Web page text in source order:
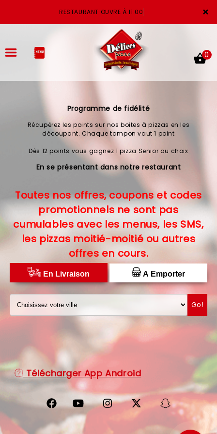
×
RESTAURANT OUVRE À 11:00
LA CARTE
VOTRE COMPTE
VOS AVIS
MENTIONS LÉGALES
C.G.V
PROTECTION DES DONNÉES
DISTRIBUTEUR DE PIZZAS
0
Programme de fidélité
Récupérez les points sur nos boites à pizzas en les
découpant. Chaque tampon vaut 1 point
Dès 12 points vous gagnez 1 pizza Senior au choix
En se présentant dans notre restaurant
Toutes nos offres, coupons et codes
promotionnels ne sont pas
cumulables avec les menus, les SMS,
les pizzas moitié-moitié ou autres
offres en cours.
En Livraison A Emporter
Go!
Télécharger App Android